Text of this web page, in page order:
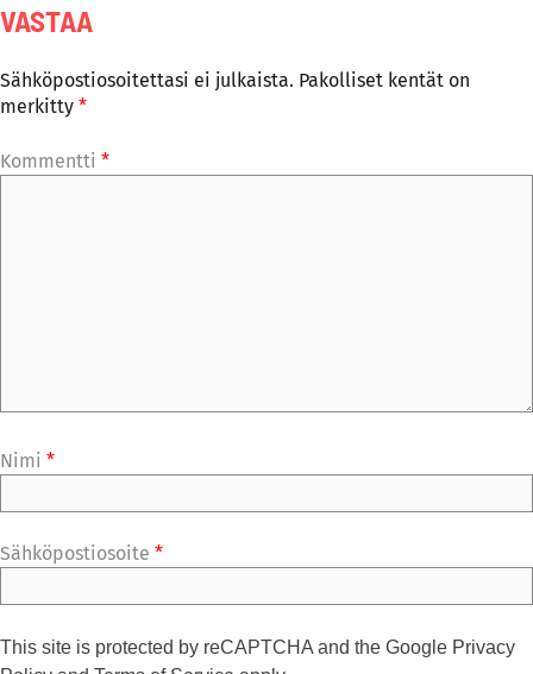
VASTAA
Sähköpostiosoitettasi ei julkaista. Pakolliset kentät on
merkitty *
Kommentti *
Nimi *
Sähköpostiosoite *
This site is protected by reCAPTCHA and the Google Privacy